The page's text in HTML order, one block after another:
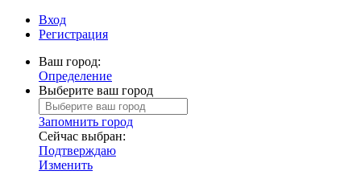
Вход
Регистрация
Ваш город:
Определение
Выберите ваш город
Запомнить город
Сейчас выбран:
Подтверждаю
Изменить